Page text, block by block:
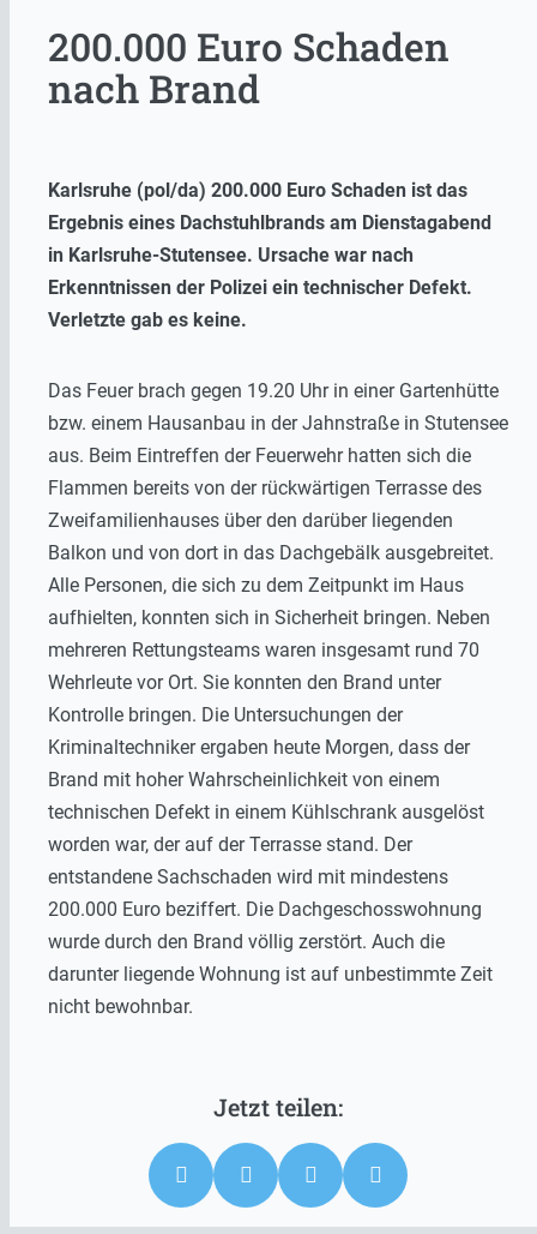
200.000 Euro Schaden
nach Brand
Karlsruhe (pol/da) 200.000 Euro Schaden ist das
Ergebnis eines Dachstuhlbrands am Dienstagabend
in Karlsruhe-Stutensee. Ursache war nach
Erkenntnissen der Polizei ein technischer Defekt.
Verletzte gab es keine.
Das Feuer brach gegen 19.20 Uhr in einer Gartenhütte
bzw. einem Hausanbau in der Jahnstraße in Stutensee
aus. Beim Eintreffen der Feuerwehr hatten sich die
Flammen bereits von der rückwärtigen Terrasse des
Zweifamilienhauses über den darüber liegenden
Balkon und von dort in das Dachgebälk ausgebreitet.
Alle Personen, die sich zu dem Zeitpunkt im Haus
aufhielten, konnten sich in Sicherheit bringen. Neben
mehreren Rettungsteams waren insgesamt rund 70
Wehrleute vor Ort. Sie konnten den Brand unter
Kontrolle bringen. Die Untersuchungen der
Kriminaltechniker ergaben heute Morgen, dass der
Brand mit hoher Wahrscheinlichkeit von einem
technischen Defekt in einem Kühlschrank ausgelöst
worden war, der auf der Terrasse stand. Der
entstandene Sachschaden wird mit mindestens
200.000 Euro beziffert. Die Dachgeschosswohnung
wurde durch den Brand völlig zerstört. Auch die
darunter liegende Wohnung ist auf unbestimmte Zeit
nicht bewohnbar.